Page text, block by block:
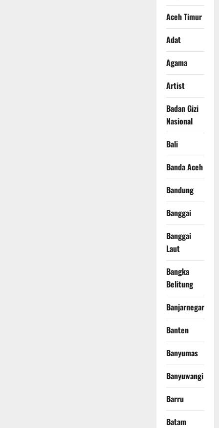
Aceh Timur
Adat
Agama
Artist
Badan Gizi
Nasional
Bali
Banda Aceh
Bandung
Banggai
Banggai
Laut
Bangka
Belitung
Banjarnegara
Banten
Banyumas
Banyuwangi
Barru
Batam